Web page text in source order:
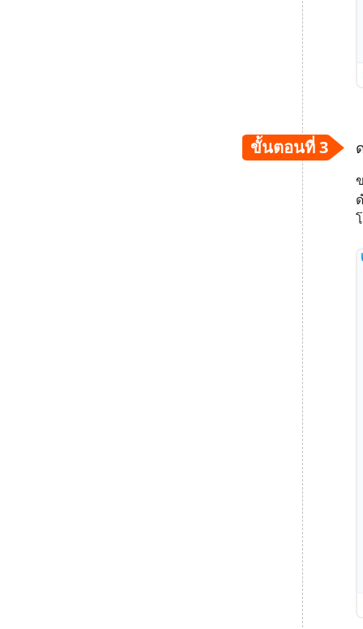
ขั้นตอนที่ 3